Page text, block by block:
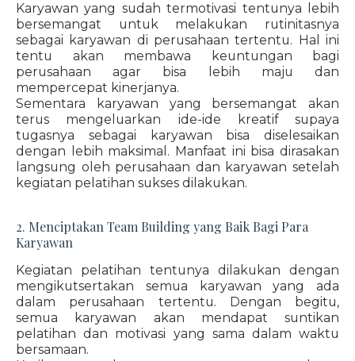
Karyawan yang sudah termotivasi tentunya lebih
bersemangat untuk melakukan rutinitasnya
sebagai karyawan di perusahaan tertentu. Hal ini
tentu akan membawa keuntungan bagi
perusahaan agar bisa lebih maju dan
mempercepat kinerjanya.
Sementara karyawan yang bersemangat akan
terus mengeluarkan ide-ide kreatif supaya
tugasnya sebagai karyawan bisa diselesaikan
dengan lebih maksimal. Manfaat ini bisa dirasakan
langsung oleh perusahaan dan karyawan setelah
kegiatan pelatihan sukses dilakukan.
2. Menciptakan Team Building yang Baik Bagi Para
Karyawan
Kegiatan pelatihan tentunya dilakukan dengan
mengikutsertakan semua karyawan yang ada
dalam perusahaan tertentu. Dengan begitu,
semua karyawan akan mendapat suntikan
pelatihan dan motivasi yang sama dalam waktu
bersamaan.